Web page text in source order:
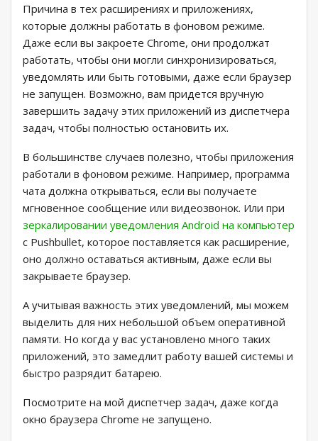
Причина в тех расширениях и приложениях,
которые должны работать в фоновом режиме.
Даже если вы закроете Chrome, они продолжат
работать, чтобы они могли синхронизироваться,
уведомлять или быть готовыми, даже если браузер
не запущен. Возможно, вам придется вручную
завершить задачу этих приложений из диспетчера
задач, чтобы полностью остановить их.
В большинстве случаев полезно, чтобы приложения
работали в фоновом режиме. Например, программа
чата должна открываться, если вы получаете
мгновенное сообщение или видеозвонок. Или при
зеркалировании уведомления Android на компьютер
с Pushbullet, которое поставляется как расширение,
оно должно оставаться активным, даже если вы
закрываете браузер.
А учитывая важность этих уведомлений, мы можем
выделить для них небольшой объем оперативной
памяти. Но когда у вас установлено много таких
приложений, это замедлит работу вашей системы и
быстро разрядит батарею.
Посмотрите на мой диспетчер задач, даже когда
окно браузера Chrome не запущено.